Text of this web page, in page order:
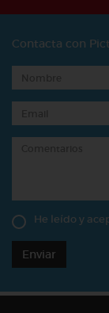
Contacta con
He leído y
Enviar